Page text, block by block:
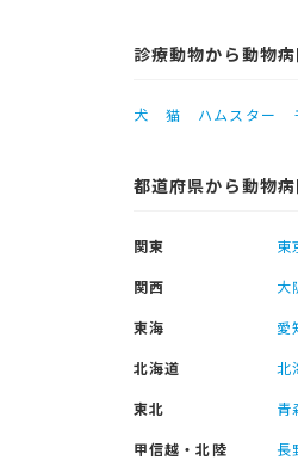
診療動物から動物
犬 猫 ハムスター
都道府県から動物
関東 東
関西
大
東海
愛
北海道
北
東北
青
甲信越・北陸
長